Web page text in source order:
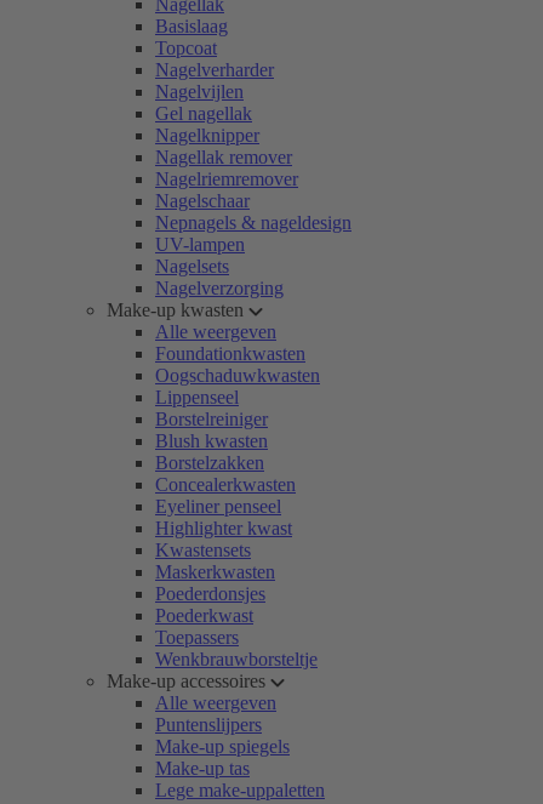
Nagellak
Basislaag
Topcoat
Nagelverharder
Nagelvijlen
Gel nagellak
Nagelknipper
Nagellak remover
Nagelriemremover
Nagelschaar
Nepnagels & nageldesign
UV-lampen
Nagelsets
Nagelverzorging
Make-up kwasten
Alle weergeven
Foundationkwasten
Oogschaduwkwasten
Lippenseel
Borstelreiniger
Blush kwasten
Borstelzakken
Concealerkwasten
Eyeliner penseel
Highlighter kwast
Kwastensets
Maskerkwasten
Poederdonsjes
Poederkwast
Toepassers
Wenkbrauwborsteltje
Make-up accessoires
Alle weergeven
Puntenslijpers
Make-up spiegels
Make-up tas
Lege make-uppaletten